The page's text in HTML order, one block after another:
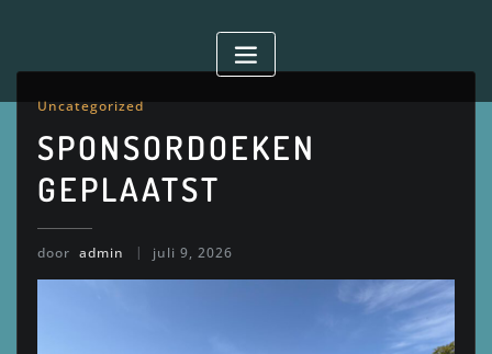
Uncategorized
SPONSORDOEKEN
GEPLAATST
door admin juli 9, 2026